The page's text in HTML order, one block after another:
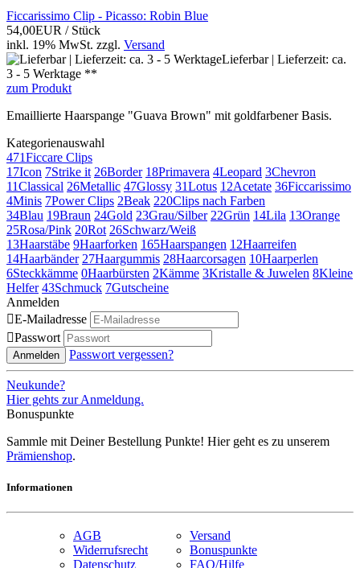
Ficcarissimo Clip - Picasso: Robin Blue
54,00EUR / Stück
inkl. 19% MwSt. zzgl. Versand
Lieferbar | Lieferzeit: ca.
3 - 5 Werktage **
zum Produkt
Emaillierte Haarspange "Guava Brown" mit goldfarbener Basis.
Kategorienauswahl
471Ficcare Clips
17Icon 7Strike it 26Border 18Primavera 4Leopard 3Chevron
11Classical 26Metallic 47Glossy 31Lotus 12Acetate 36Ficcarissimo
4Minis 7Power Clips 2Beak 220Clips nach Farben
34Blau 19Braun 24Gold 23Grau/Silber 22Grün 14Lila 13Orange
25Rosa/Pink 20Rot 26Schwarz/Weiß
13Haarstäbe 9Haarforken 165Haarspangen 12Haarreifen
14Haarbänder 27Haargummis 28Haarcorsagen 10Haarperlen
6Steckkämme 0Haarbürsten 2Kämme 3Kristalle & Juwelen 8Kleine
Helfer 43Schmuck 7Gutscheine
Anmelden
E-Mailadresse
Passwort
Anmelden Passwort vergessen?
Neukunde?
Hier gehts zur Anmeldung.
Bonuspunkte
Sammle mit Deiner Bestellung Punkte! Hier geht es zu unserem
Prämienshop.
Informationen
AGB
Widerrufsrecht
Datenschutz
Versand
Bonuspunkte
FAQ/Hilfe